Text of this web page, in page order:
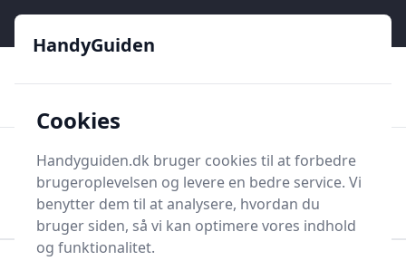
HandyGuiden
Søg nu
Søg nu
HandyGuiden
Cookies
Handyguiden.dk bruger cookies til at forbedre
brugeroplevelsen og levere en bedre service. Vi
benytter dem til at analysere, hvordan du
bruger siden, så vi kan optimere vores indhold
og funktionalitet.